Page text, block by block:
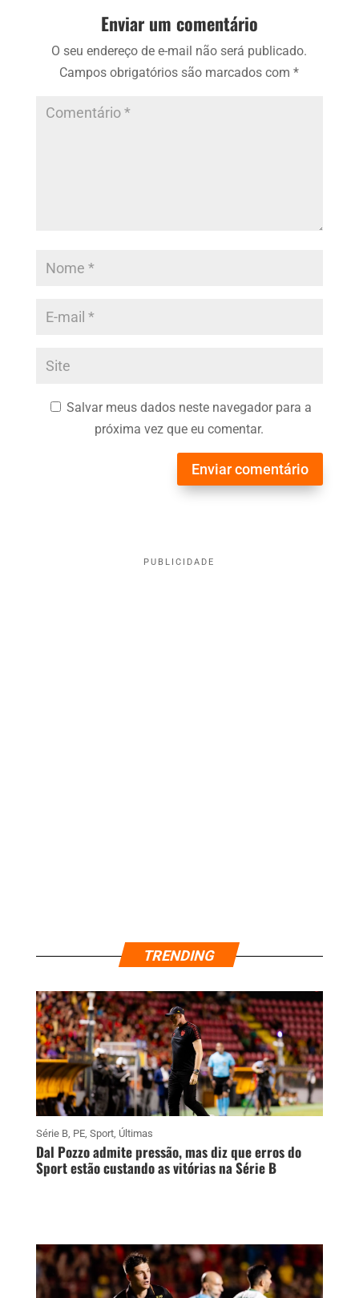
Enviar um comentário
O seu endereço de e-mail não será publicado.
Campos obrigatórios são marcados com*
Salvar meus dados neste navegador para a
próxima vez que eu comentar.
Enviar comentário
PUBLICIDADE
TRENDING
Série B, PE, Sport, Últimas
Dal Pozzo admite pressão, mas diz que erros do
Sport estão custando as vitórias na Série B